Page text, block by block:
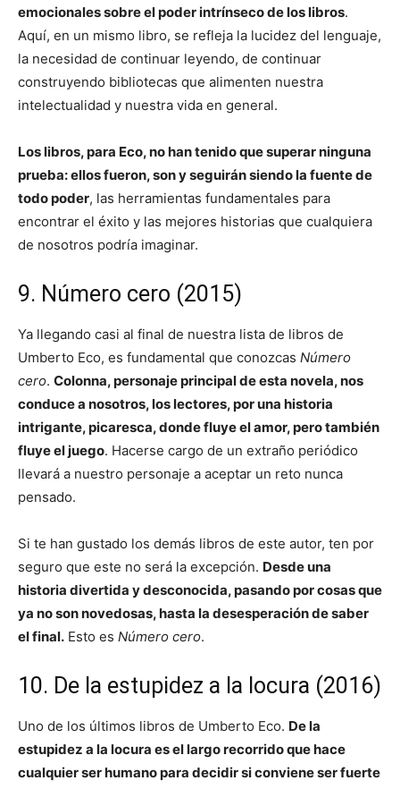
emocionales sobre el poder intrínseco de los libros.
Aquí, en un mismo libro, se refleja la lucidez del lenguaje,
la necesidad de continuar leyendo, de continuar
construyendo bibliotecas que alimenten nuestra
intelectualidad y nuestra vida en general.
Los libros, para Eco, no han tenido que superar ninguna
prueba: ellos fueron, son y seguirán siendo la fuente de
todo poder, las herramientas fundamentales para
encontrar el éxito y las mejores historias que cualquiera
de nosotros podría imaginar.
9. Número cero (2015)
Ya llegando casi al final de nuestra lista de libros de
Umberto Eco, es fundamental que conozcas Número
cero. Colonna, personaje principal de esta novela, nos
conduce a nosotros, los lectores, por una historia
intrigante, picaresca, donde fluye el amor, pero también
fluye el juego. Hacerse cargo de un extraño periódico
llevará a nuestro personaje a aceptar un reto nunca
pensado.
Si te han gustado los demás libros de este autor, ten por
seguro que este no será la excepción. Desde una
historia divertida y desconocida, pasando por cosas que
ya no son novedosas, hasta la desesperación de saber
el final. Esto es Número cero.
10. De la estupidez a la locura (2016)
Uno de los últimos libros de Umberto Eco. De la
estupidez a la locura es el largo recorrido que hace
cualquier ser humano para decidir si conviene ser fuerte